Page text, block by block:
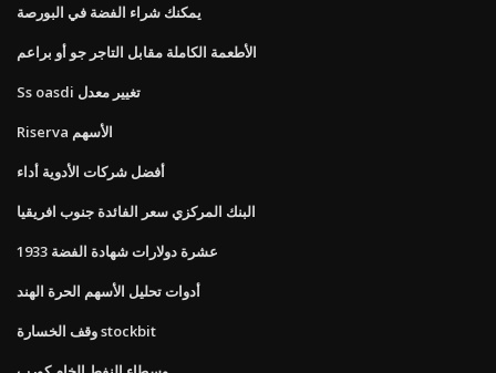
يمكنك شراء الفضة في البورصة
الأطعمة الكاملة مقابل التاجر جو أو براعم
Ss oasdi تغيير معدل
Riserva الأسهم
أفضل شركات الأدوية أداء
البنك المركزي سعر الفائدة جنوب افريقيا
1933 عشرة دولارات شهادة الفضة
أدوات تحليل الأسهم الحرة الهند
وقف الخسارة stockbit